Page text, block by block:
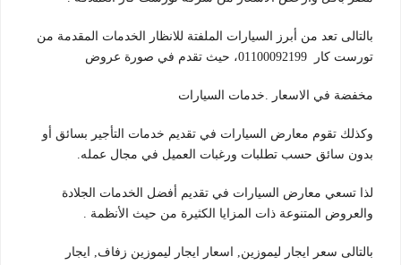
بالتالى تعد من أبرز السيارات الملفتة للانظار الخدمات المقدمة من
تورست كار 01100092199، حيث تقدم في صورة عروض
مخفضة في الاسعار .خدمات السيارات
وكذلك تقوم معارض السيارات في تقديم خدمات التأجير بسائق أو
بدون سائق حسب تطلبات ورغبات العميل في مجال عمله.
لذا تسعي معارض السيارات في تقديم أفضل الخدمات الجلادة
والعروض المتنوعة ذات المزايا الكثيرة من حيث الأنظمة .
بالتالى سعر ايجار ليموزين, اسعار ايجار ليموزين زفاف, ايجار